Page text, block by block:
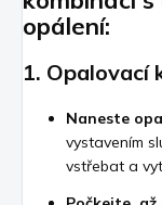
opálení:
1. Opalovací
Naneste
vystavením
vstřebat a